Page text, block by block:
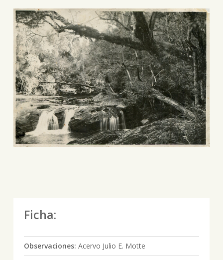
Ficha:
Observaciones: Acervo Julio E. Motte